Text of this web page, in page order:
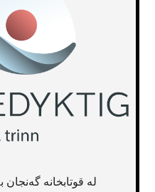
لە قوتابخانە